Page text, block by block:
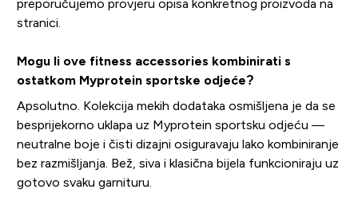
preporučujemo provjeru opisa konkretnog proizvoda na
stranici.
Mogu li ove fitness accessories kombinirati s
ostatkom Myprotein sportske odjeće?
Apsolutno. Kolekcija mekih dodataka osmišljena je da se
besprijekorno uklapa uz Myprotein sportsku odjeću —
neutralne boje i čisti dizajni osiguravaju lako kombiniranje
bez razmišljanja. Bež, siva i klasična bijela funkcioniraju uz
gotovo svaku garnituru.